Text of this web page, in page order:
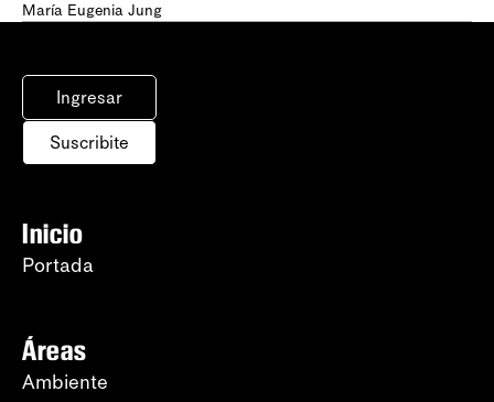
María Eugenia Jung
Ingresar
Suscribite
Inicio
Portada
Áreas
Ambiente